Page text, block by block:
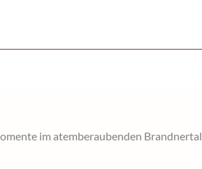
im atemberaubenden Brandnertal